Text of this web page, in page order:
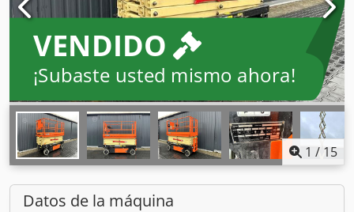
VENDIDO
¡Subaste usted mismo ahora!
1 / 15
Datos de la máquina